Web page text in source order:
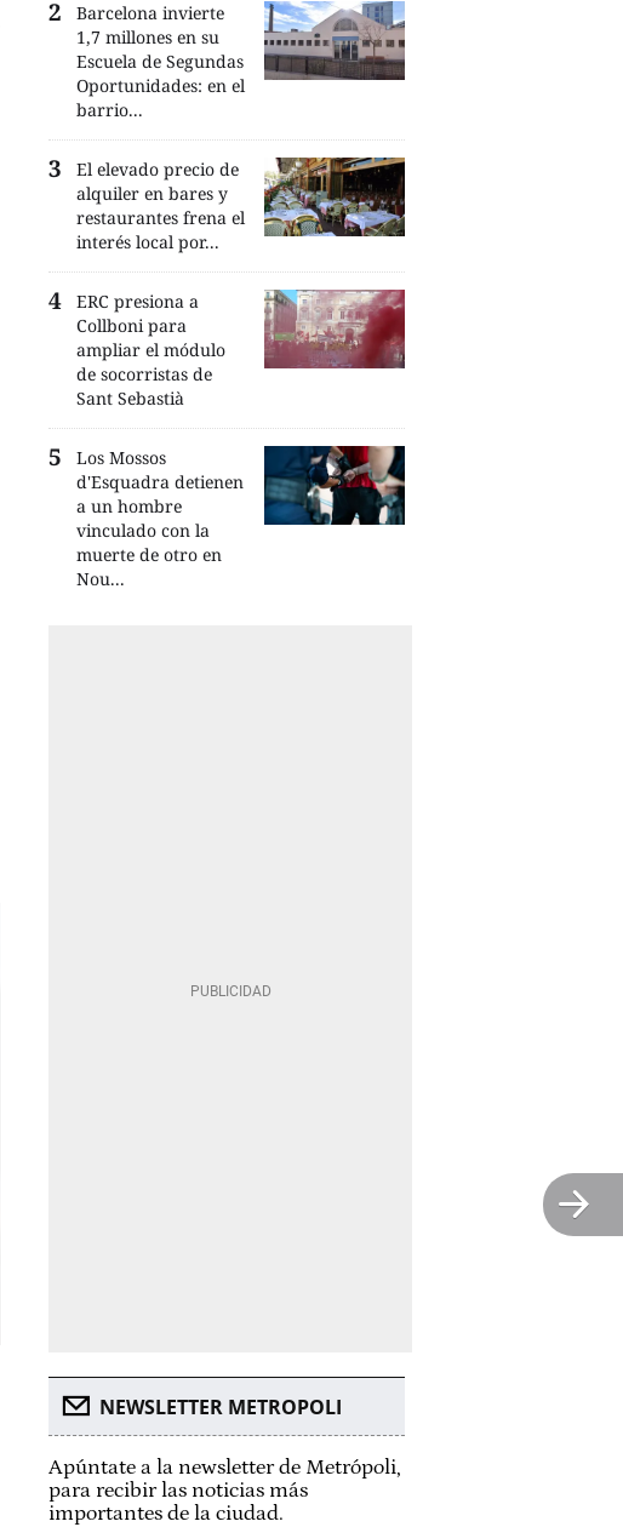
Barcelona invierte
1,7 millones en su
Escuela de Segundas
Oportunidades: en el
barrio...
El elevado precio de
alquiler en bares y
restaurantes frena el
interés local por...
ERC presiona a
Collboni para
ampliar el módulo
de socorristas de
Sant Sebastià
Los Mossos
d'Esquadra detienen
a un hombre
vinculado con la
muerte de otro en
Nou...
NEWSLETTER METROPOLI
Apúntate a la newsletter de Metrópoli,
para recibir las noticias más
importantes de la ciudad.